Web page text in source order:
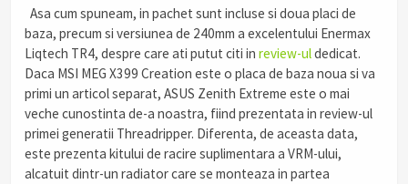
Asa cum spuneam, in pachet sunt incluse si doua placi de
baza, precum si versiunea de 240mm a excelentului Enermax
Liqtech TR4, despre care ati putut citi in review-uldedicat.
Daca MSI MEG X399 Creation este o placa de baza noua si va
primi un articol separat, ASUS Zenith Extreme este o mai
veche cunostinta de-a noastra, fiind prezentata in review-ul
primei generatii Threadripper. Diferenta, de aceasta data,
este prezenta kitului de racire suplimentara a VRM-ului,
alcatuit dintr-un radiator care se monteaza in partea